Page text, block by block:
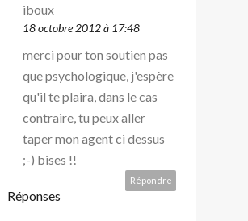
iboux
18 octobre 2012 à 17:48
merci pour ton soutien pas
que psychologique, j'espère
qu'il te plaira, dans le cas
contraire, tu peux aller
taper mon agent ci dessus
;-) bises !!
Répondre
Réponses